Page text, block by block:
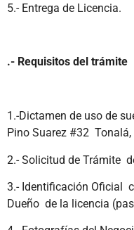
5.- Entrega de Licencia.
.- Requisitos del trámite
1.-Dictamen de uso de
Pino Suarez #32 Tonalá,
2.- Solicitud de Trámite
3.- Identificación Oficial
Dueño de la licencia